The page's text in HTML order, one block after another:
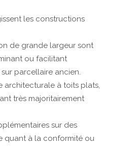
les constructions
de grande largeur sont
ou facilitant
parcellaire ancien.
architecturale à toits plats,
très majoritairement
sur des
quant à la conformité ou